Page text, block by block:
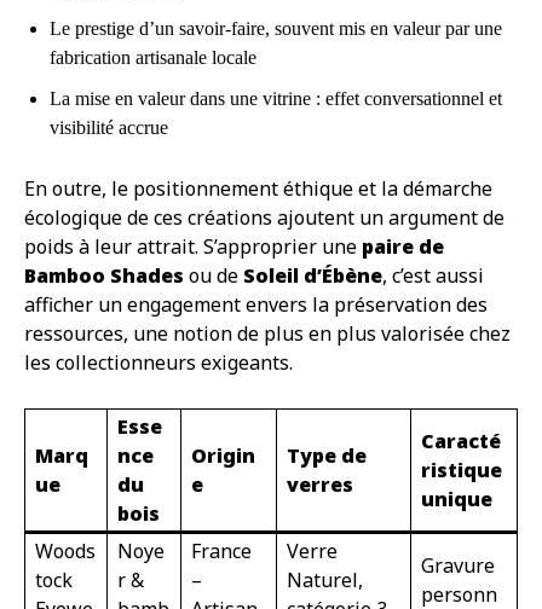
Le prestige d’un savoir-faire, souvent mis en valeur par une
fabrication artisanale locale
La mise en valeur dans une vitrine : effet conversationnel et
visibilité accrue
En outre, le positionnement éthique et la démarche
écologique de ces créations ajoutent un argument de
poids à leur attrait. S’approprier une paire de
Bamboo Shades ou de Soleil d’Ébène, c’est aussi
afficher un engagement envers la préservation des
ressources, une notion de plus en plus valorisée chez
les collectionneurs exigeants.
Marq
ue
Esse
nce
du
bois
Origin
e
Type de
verres
Caracté
ristique
unique
Woods
tock
Noye
r &
France
–
Verre
Naturel,
Gravure
personn